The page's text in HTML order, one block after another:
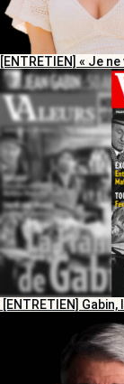
[ENTRETIEN] « Je
[ENTRETIEN]